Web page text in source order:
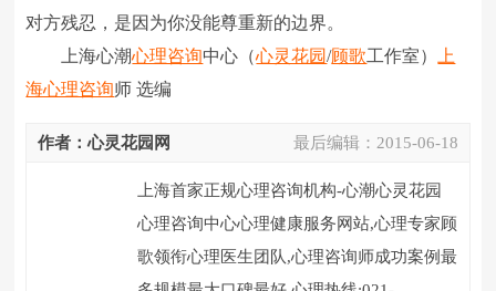
对方残忍，是因为你没能尊重新的边界。
上海心潮心理咨询中心（心灵花园/顾歌工作室）
上
海心理咨询师 选编
最后编辑： 2015-06-18
作者：心灵花园网
上海首家正规心理咨询机构-心潮心灵花园
心理咨询中心心理健康服务网站,心理专家顾
歌领衔心理医生团队,心理咨询师成功案例最